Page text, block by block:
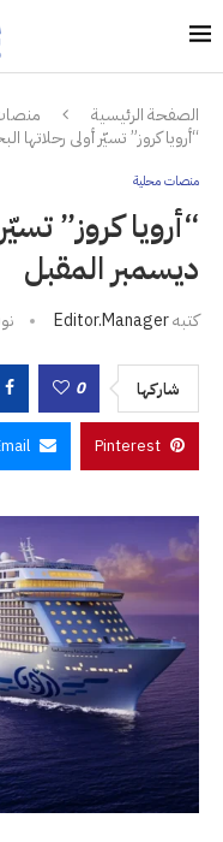
الصفحة الرئيسية
“أرويا كروز” تسيّر أولى رحلاتها
منصات محلية
“أرويا كروز”
ديسمبر المقبل
كتبهEditor.manager
شاركها 0
Pinterest